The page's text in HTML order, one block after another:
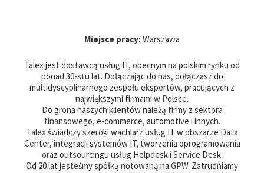
Miejsce pracy:Warszawa
Talex jest dostawcą usług IT, obecnym na polskim rynku od
ponad 30-stu lat. Dołączając do nas, dołączasz do
multidyscyplinarnego zespołu ekspertów, pracujących z
największymi firmami w Polsce.
Do grona naszych klientów należą firmy z sektora
finansowego, e-commerce, automotive i innych.
Talex świadczy szeroki wachlarz usług IT w obszarze Data
Center, integracji systemów IT, tworzenia oprogramowania
oraz outsourcingu usług Helpdesk i Service Desk.
Od 20 lat jesteśmy spółką notowaną na GPW. Zatrudniamy